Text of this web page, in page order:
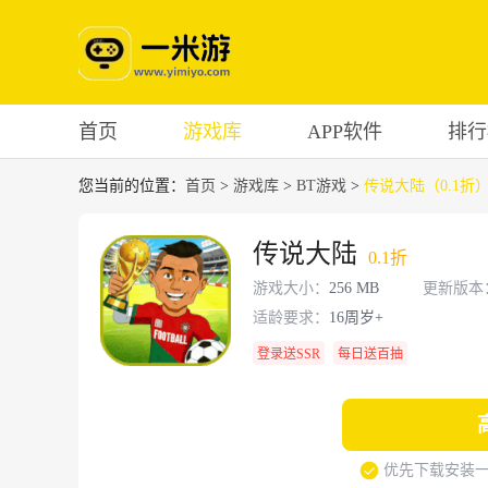
首页 游戏库 APP软件 排
您当前的位置： 首页 > 游戏库 > BT游戏 > 传说大陆（0.1折
传说大陆 0.1折
游戏大小： 256 MB
更新版本
适龄要求： 16周岁+
登录送SSR 每日送百抽
优先下载安装